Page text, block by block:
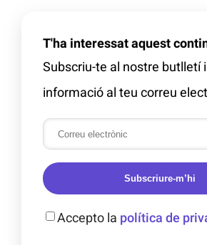
T'ha interessat aquest
Subscriu-te al nostre butlletí
informació al teu correu
Subscriure-m’hi
Accepto la política de